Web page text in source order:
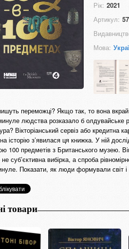
Рік: 2021
Артикул:
Мова:
переможці? Якщо так, то вона вкрай
людства розказало б олдувайське
Вікторіанський сервіз або
історію з’явилася ця книжка. У ній
100 предметів з Британського музею.
не суб’єктивна вибірка, а спроба
Показати, як люди формували світ
товари